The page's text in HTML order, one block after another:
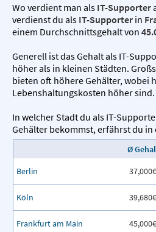
Wo verdient man als IT-Supporter
verdienst du als IT-Supporter in
einem Durchschnittsgehalt von
Generell ist das Gehalt als IT-
höher als in kleinen Städten.
bieten oft höhere Gehälter, wobei
Lebenshaltungskosten höher sind.
In welcher Stadt du als IT-
Gehälter bekommst, erfährst du in
Ø
Berlin
37,000€
Köln 39,680€
Frankfurt am Main 45,000€